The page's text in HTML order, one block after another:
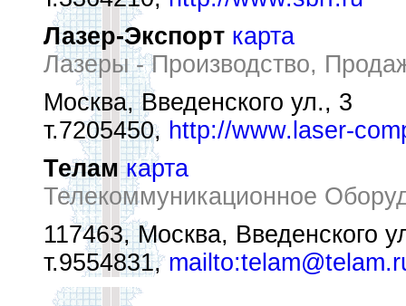
Лазер-Экспорт карта
Лазеры - Производство,
Москва, Введенского ул., 3
т.7205450, http://www.laser-
Телам карта
Телекоммуникационное
117463, Москва, Введенского
т.9554831,